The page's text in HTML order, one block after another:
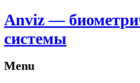
Anviz —
системы
Menu